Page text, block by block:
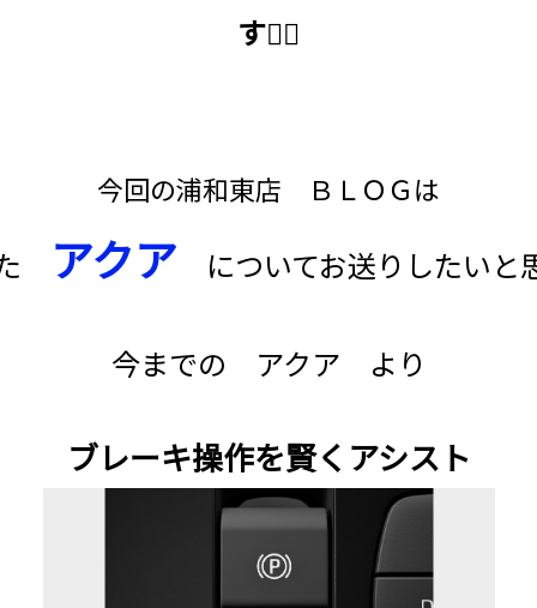
す🙇‍♀️
今回の浦和東店 ＢＬＯＧは
アクア についてお送りしたいと
今までの アクア より
ブレーキ操作を賢くアシスト